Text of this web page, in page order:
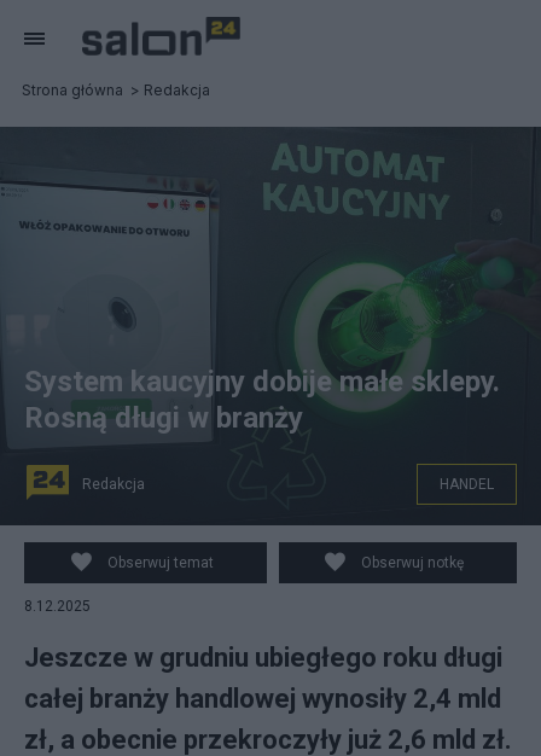
Strona główna Redakcja
System kaucyjny dobije małe sklepy.
Rosną długi w branży
Redakcja HANDEL
Obserwuj temat Obserwuj notkę
8.12.2025
Jeszcze w grudniu ubiegłego roku długi
całej branży handlowej wynosiły 2,4 mld
zł, a obecnie przekroczyły już 2,6 mld zł.